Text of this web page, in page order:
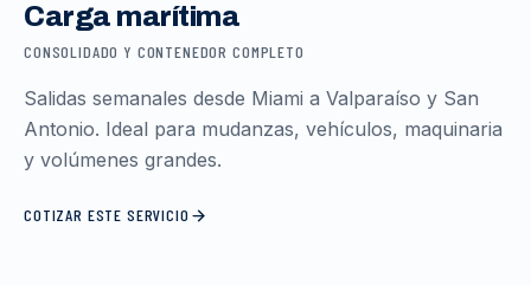
Carga marítima
CONSOLIDADO Y CONTENEDOR COMPLETO
Salidas semanales desde Miami a Valparaíso y San
Antonio. Ideal para mudanzas, vehículos, maquinaria
y volúmenes grandes.
COTIZAR ESTE SERVICIO